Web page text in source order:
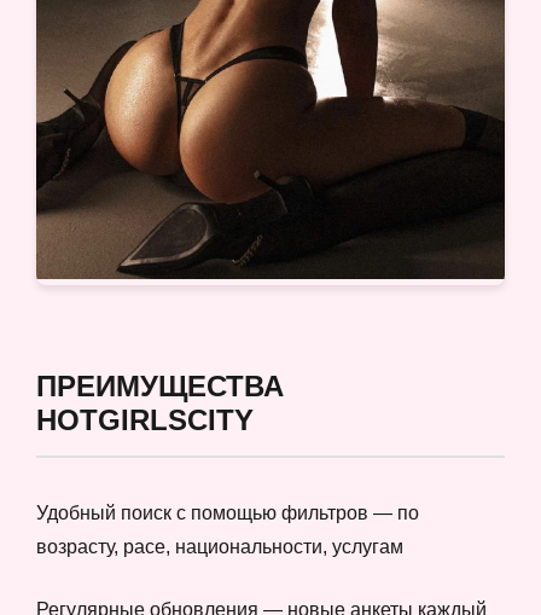
ПРЕИМУЩЕСТВА
HOTGIRLSCITY
Удобный поиск с помощью фильтров — по
возрасту, расе, национальности, услугам
Регулярные обновления — новые анкеты каждый